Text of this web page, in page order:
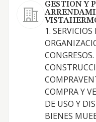
GESTION Y
1. SERVICIOS
CONGRESOS.
COMPRA Y
DE USO Y
BIENES